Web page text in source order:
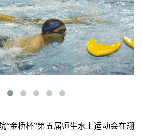
“金桥杯”第五届师生水上运动会在翔